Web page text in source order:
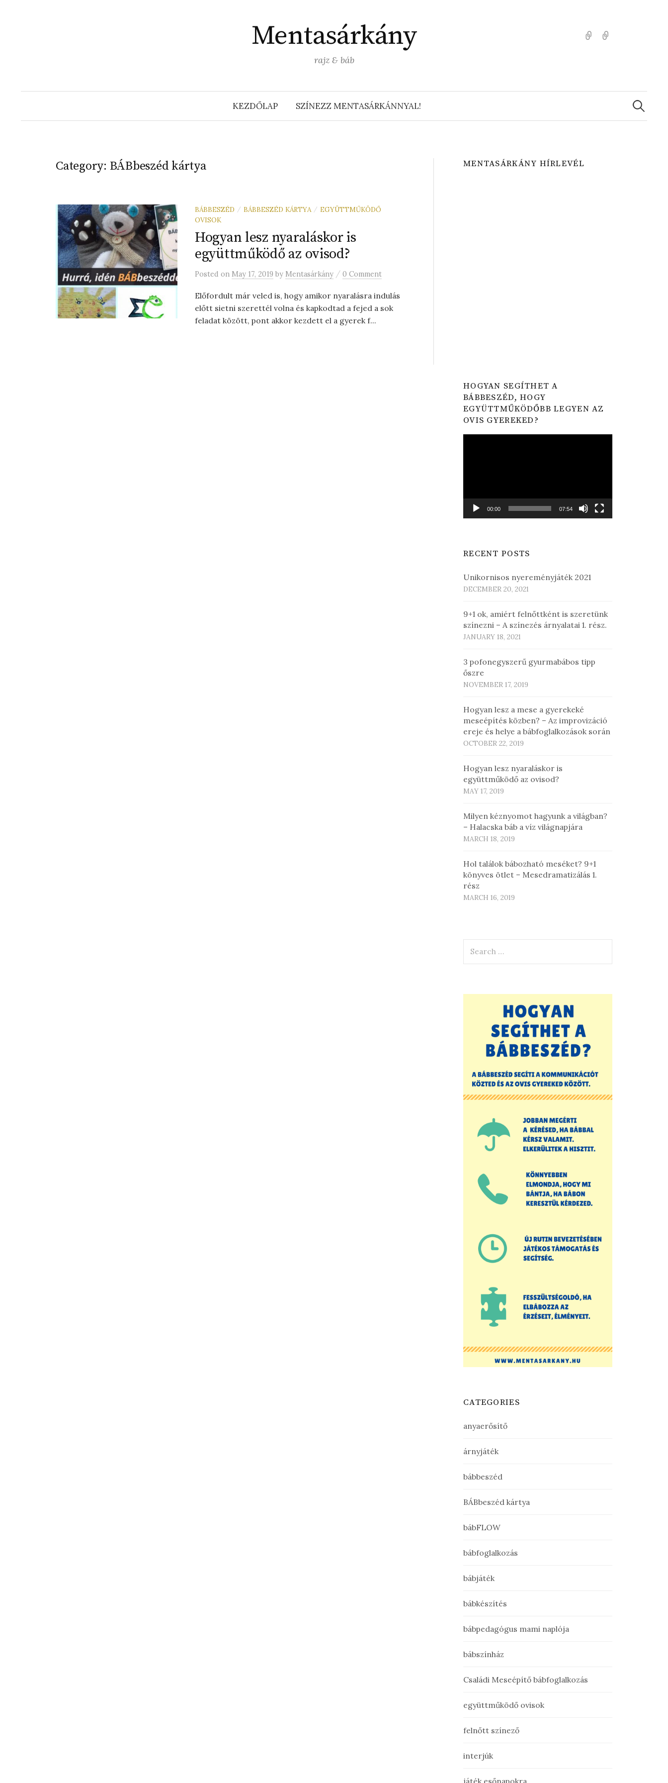
Mentasárkány
rajz & báb
Kezdőlap
KEZDŐLAP SZÍNEZZ MENTASÁRKÁNNYAL!
Search
for:
Category: BÁBbeszéd kártya
BÁBBESZÉD / BÁBBESZÉD KÁRTYA / EGYÜTTMŰKÖDŐ
OVISOK
Hogyan lesz nyaraláskor is
együttműködő az ovisod?
Posted on May 17, 2019 by Mentasárkány / 0 Comment
Előfordult már veled is, hogy amikor nyaralásra indulás
előtt sietni szerettél volna és kapkodtad a fejed a sok
feladat között, pont akkor kezdett el a gyerek f...
MENTASÁRKÁNY HÍRLEVÉL
HOGYAN SEGÍTHET A
BÁBBESZÉD, HOGY
EGYÜTTMŰKÖDŐBB LEGYEN AZ
OVIS GYEREKED?
00:00 07:54
RECENT POSTS
Unikornisos nyereményjáték 2021
DECEMBER 20, 2021
9+1 ok, amiért felnőttként is szeretünk
színezni – A színezés árnyalatai 1. rész.
JANUARY 18, 2021
3 pofonegyszerű gyurmabábos tipp
őszre
NOVEMBER 17, 2019
Hogyan lesz a mese a gyerekeké
meseépítés közben? – Az improvizáció
ereje és helye a bábfoglalkozások során
OCTOBER 22, 2019
Hogyan lesz nyaraláskor is
együttműködő az ovisod?
MAY 17, 2019
Milyen kéznyomot hagyunk a világban?
– Halacska báb a víz világnapjára
MARCH 18, 2019
Hol találok bábozható meséket? 9+1
könyves ötlet – Mesedramatizálás 1.
rész
MARCH 16, 2019
for:
CATEGORIES
anyaerősítő
árnyjáték
bábbeszéd
BÁBbeszéd kártya
bábFLOW
bábfoglalkozás
bábjáték
bábkészítés
bábpedagógus mami naplója
bábszínház
Családi Meseépítő bábfoglalkozás
együttműködő ovisok
felnőtt színező
interjúk
játék esőnapokra